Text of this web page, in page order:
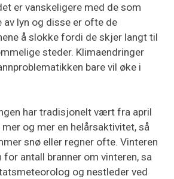
er vanskeligere med de som
lyn og disse er ofte de
å slokke fordi de skjer langt til
steder. Klimaendringer
bare vil øke i
har tradisjonelt vært fra april
og mer en helårsaktivitet, så
snø eller regner ofte. Vinteren
antall branner om vinteren, sa
og nestleder ved